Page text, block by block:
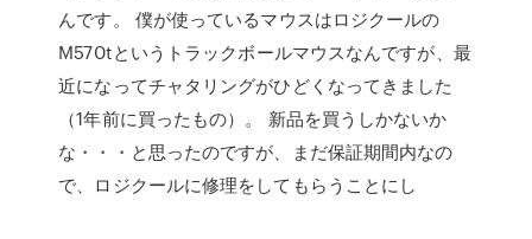
んです。 僕が使っているマウスはロジクールの
M570tというトラックボールマウスなんですが、最
近になってチャタリングがひどくなってきました
（1年前に買ったもの）。 新品を買うしかないか
な・・・と思ったのですが、まだ保証期間内なの
で、ロジクールに修理をしてもらうことにし